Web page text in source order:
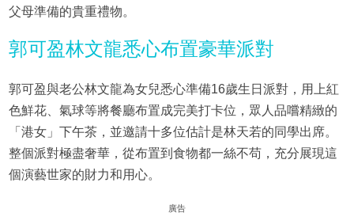
父母準備的貴重禮物。
郭可盈林文龍悉心布置豪華派對
郭可盈與老公林文龍為女兒悉心準備16歲生日派對，用上紅
色鮮花、氣球等將餐廳布置成完美打卡位，眾人品嚐精緻的
「港女」下午茶，並邀請十多位估計是林天若的同學出席。
整個派對極盡奢華，從布置到食物都一絲不苟，充分展現這
個演藝世家的財力和用心。
廣告